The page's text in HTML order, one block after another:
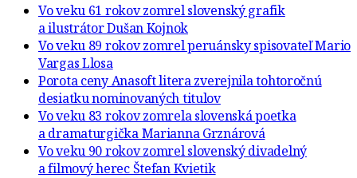
Vo veku 61 rokov zomrel slovenský grafik
a ilustrátor Dušan Kojnok
Vo veku 89 rokov zomrel peruánsky spisovateľ Mario
Vargas Llosa
Porota ceny Anasoft litera zverejnila tohtoročnú
desiatku nominovaných titulov
Vo veku 83 rokov zomrela slovenská poetka
a dramaturgička Marianna Grznárová
Vo veku 90 rokov zomrel slovenský divadelný
a filmový herec Štefan Kvietik